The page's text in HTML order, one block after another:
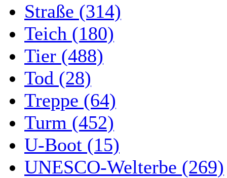
Straße (314)
Teich (180)
Tier (488)
Tod (28)
Treppe (64)
Turm (452)
U-Boot (15)
UNESCO-Welterbe (269)